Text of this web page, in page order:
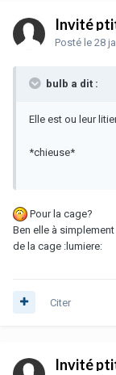
Invité
Posté le 28
bulb a dit :
Elle est ou leur
*chieuse*
Pour la cage?
Ben elle à
de la cage :lumiere:
Citer
Invité